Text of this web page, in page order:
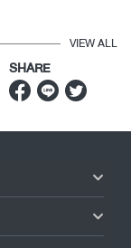
VIEW ALL
SHARE